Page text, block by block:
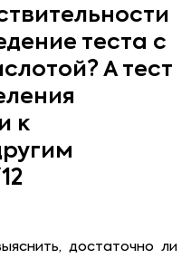
теста с
А тест
к
достаточно ли